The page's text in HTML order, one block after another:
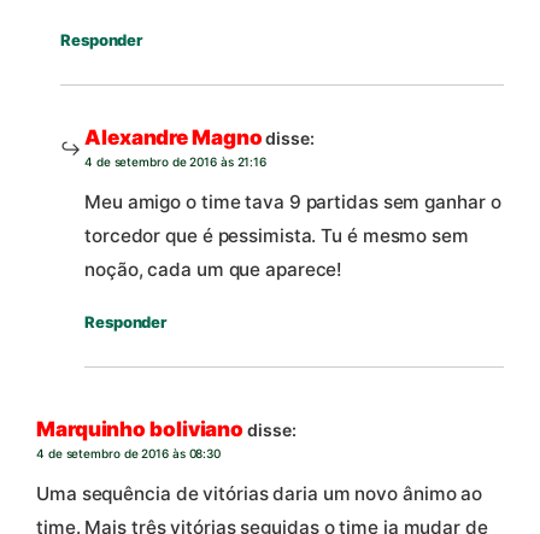
Responder
Alexandre Magno disse:
4 de setembro de 2016 às 21:16
Meu amigo o time tava 9 partidas sem ganhar o
torcedor que é pessimista. Tu é mesmo sem
noção, cada um que aparece!
Responder
Marquinho boliviano disse:
4 de setembro de 2016 às 08:30
Uma sequência de vitórias daria um novo ânimo ao
time. Mais três vitórias seguidas o time ia mudar de